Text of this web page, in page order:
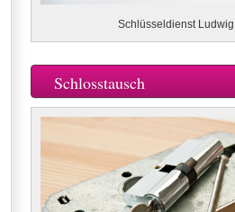
Schlüsseldienst Ludwig
Schlosstausch